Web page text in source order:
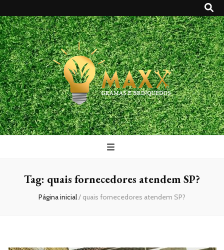
Maxx Gramas
Blog
Tag: quais fornecedores atendem SP?
Página inicial/ quais fornecedores atendem SP?